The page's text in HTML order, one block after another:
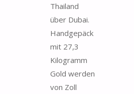
Thailand
über Dubai.
Handgepäck
mit 27,3
Kilogramm
Gold werden
von Zoll